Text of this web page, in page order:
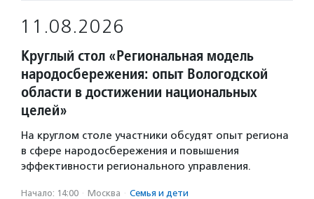
11.08.2026
Круглый стол «Региональная модель
народосбережения: опыт Вологодской
области в достижении национальных
целей»
На круглом столе участники обсудят опыт региона
в сфере народосбережения и повышения
эффективности регионального управления.
Начало: 14:00 · Москва · Семья и дети